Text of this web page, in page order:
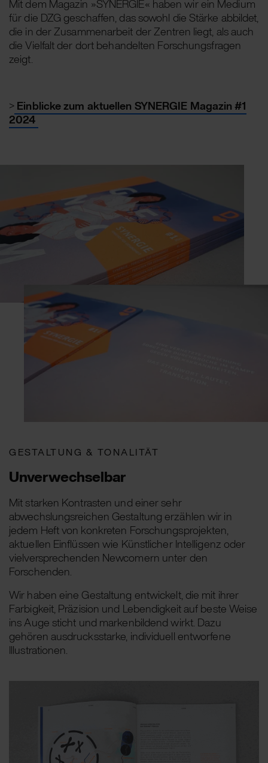
Mit dem Magazin »SYNERGIE« haben wir ein Medium
für die DZG geschaffen, das sowohl die Stärke abbildet,
die in der Zusammenarbeit der Zentren liegt, als auch
die Vielfalt der dort behandelten Forschungsfragen
zeigt.
> Einblicke zum aktuellen SYNERGIE Magazin #1
2024
GESTALTUNG & TONALITÄT
Unverwechselbar
Mit starken Kontrasten und einer sehr
abwechslungsreichen Gestaltung erzählen wir in
jedem Heft von konkreten Forschungsprojekten,
aktuellen Einflüssen wie Künstlicher Intelligenz oder
vielversprechenden Newcomern unter den
Forschenden.
Wir haben eine Gestaltung entwickelt, die mit ihrer
Farbigkeit, Präzision und Lebendigkeit auf beste Weise
ins Auge sticht und markenbildend wirkt. Dazu
gehören ausdrucksstarke, individuell entworfene
Illustrationen.